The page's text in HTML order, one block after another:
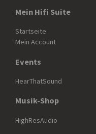
Mein Hifi Suite
Startseite
Mein Account
Events
HearThatSound
Musik-Shop
HighResAudio